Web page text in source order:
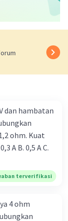
V3):
dan hambatan
ohm. Kuat
A B. 0,5 A C.
terverifikasi
4 ohm